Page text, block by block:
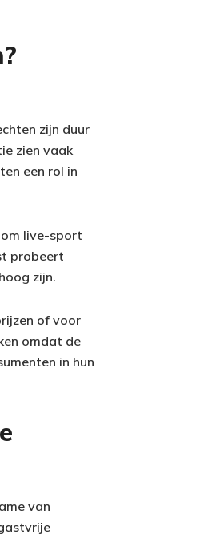
zijn duur
zien vaak
een rol in
live-sport
probeert
zijn.
of voor
omdat de
in hun
van